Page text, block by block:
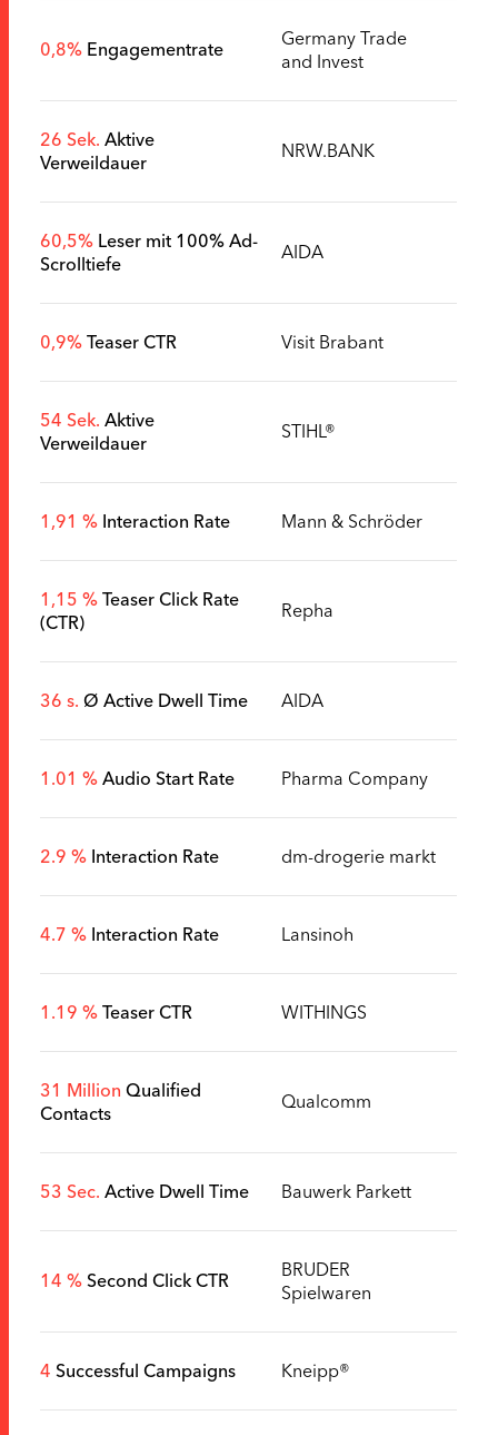
0,8% Engagementrate
Germany Trade
and Invest
26 Sek. Aktive
Verweildauer
NRW.BANK
60,5% Leser mit 100% Ad-
Scrolltiefe
AIDA
0,9% Teaser CTR Visit Brabant
54 Sek. Aktive
Verweildauer
STIHL®
1,91 % Interaction Rate Mann & Schröder
1,15 % Teaser Click Rate
(CTR)
Repha
36 s. Ø Active Dwell Time AIDA
1.01 % Audio Start Rate Pharma Company
2.9 % Interaction Rate dm-drogerie markt
4.7 % Interaction Rate Lansinoh
1.19 % Teaser CTR WITHINGS
31 Million Qualified
Contacts
Qualcomm
53 Sec. Active Dwell Time Bauwerk Parkett
14 % Second Click CTR
BRUDER
Spielwaren
4 Successful Campaigns Kneipp®